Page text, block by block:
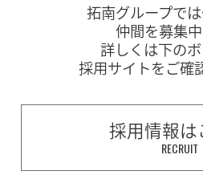
拓南グループで
仲間を募集中
詳しくは下の
採用サイトをご確
採用情報は
RECRUIT